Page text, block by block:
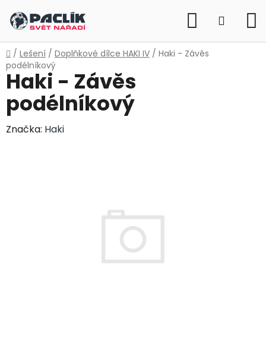
na
obsah
Hledat
Domů
/ Lešení / Doplňkové dílce HAKI IV / Haki - Závěs
podélníkový
Haki - Závěs
podélníkový
Značka: Haki